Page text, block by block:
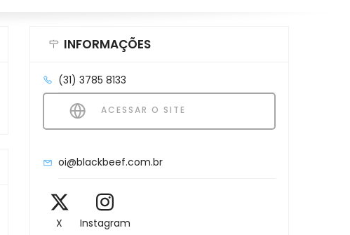
INFORMAÇÕES
(31) 3785 8133
ACESSAR O SITE
oi@blackbeef.com.br
X Instagram